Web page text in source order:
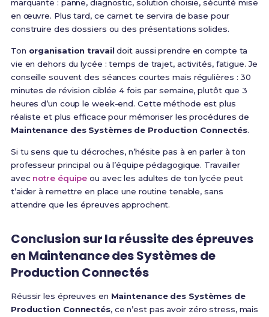
marquante : panne, diagnostic, solution choisie, sécurité mise
en œuvre. Plus tard, ce carnet te servira de base pour
construire des dossiers ou des présentations solides.
Ton organisation travaildoit aussi prendre en compte ta
vie en dehors du lycée : temps de trajet, activités, fatigue. Je
conseille souvent des séances courtes mais régulières : 30
minutes de révision ciblée 4 fois par semaine, plutôt que 3
heures d’un coup le week-end. Cette méthode est plus
réaliste et plus efficace pour mémoriser les procédures de
Maintenance des Systèmes de Production Connectés.
Si tu sens que tu décroches, n’hésite pas à en parler à ton
professeur principal ou à l’équipe pédagogique. Travailler
avec notre équipe ou avec les adultes de ton lycée peut
t’aider à remettre en place une routine tenable, sans
attendre que les épreuves approchent.
Conclusion sur la réussite des épreuves
en Maintenance des Systèmes de
Production Connectés
Réussir les épreuves en Maintenance des Systèmes de
Production Connectés, ce n’est pas avoir zéro stress, mais